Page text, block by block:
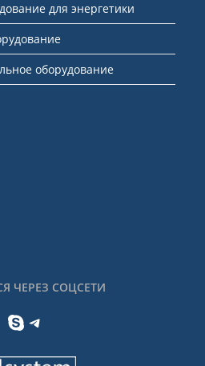
для энергетики
оборудование
ЧЕРЕЗ СОЦСЕТИ
SkypeTelegram